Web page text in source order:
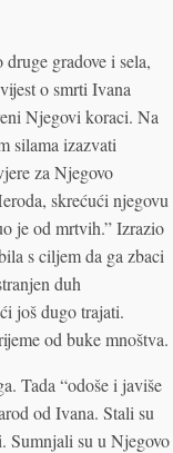
gradove i sela,
o smrti Ivana
Njegovi koraci. Na
silama izazvati
za Njegovo
skrećući njegovu
je od mrtvih.” Izrazio
s ciljem da ga zbaci
duh
još dugo trajati.
od buke mnoštva.
Tada “odoše i javiše
od Ivana. Stali su
Sumnjali su u Njegovo